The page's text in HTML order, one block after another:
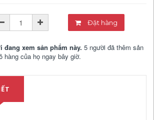
Đặt hàng
đang xem sản phẩm này. 5 người đã thêm sản
hàng của họ ngay bây giờ.